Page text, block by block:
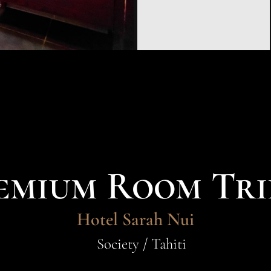
Room
Hotel Sarah Nui
Society / Tahiti